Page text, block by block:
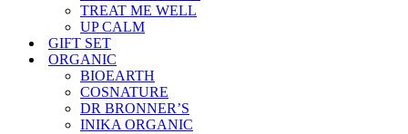
TREAT ME WELL
UP CALM
GIFT SET
ORGANIC
BIOEARTH
COSNATURE
DR BRONNER’S
INIKA ORGANIC